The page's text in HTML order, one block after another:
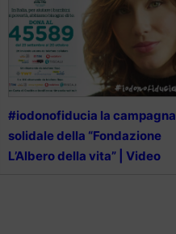
#iodonofiducia la campagna
solidale della “Fondazione
L’Albero della vita” | Video